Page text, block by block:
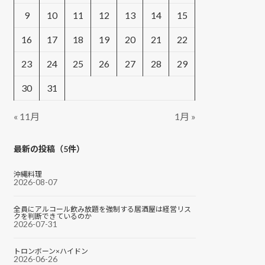
9 10 11 12 13 14 15
16 17 18 19 20 21 22
23 24 25 26 27 28 29
30 31
« 11月 1月 »
最新の投稿（5件）
沖縄料理
2026-08-07
全員にアルコール飲み放題を強制する居酒屋は経営リス
クを判断できているのか
2026-07-31
トロンボーン×ハイドン
2026-06-26